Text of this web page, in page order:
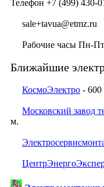
Телефон +7 (499) 430-
sale+tavua@etmz.ru
Рабочие часы Пн-
Ближайшие
КосмоЭлектро - 600
Московский завод
м.